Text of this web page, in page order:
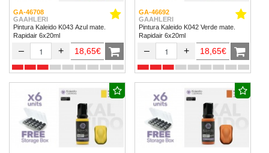
GA-46708
GAAHLERI
Pintura Kaleido K043 Azul mate.
Rapidair 6x20ml
– + 18,65€
GA-46692
GAAHLERI
Pintura Kaleido K042 Verde mate.
Rapidair 6x20ml
– + 18,65€